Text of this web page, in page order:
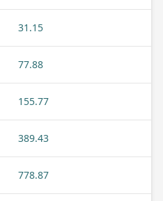
31.15
77.88
155.77
389.43
778.87